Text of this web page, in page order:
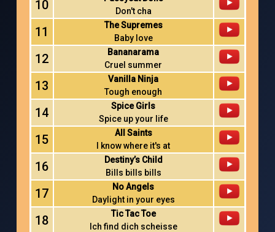
10
Don't cha
11
The Supremes
Baby love
12
Bananarama
Cruel summer
13
Vanilla Ninja
Tough enough
14
Spice Girls
Spice up your life
15
All Saints
I know where it's at
16
Destiny’s Child
Bills bills bills
17
No Angels
Daylight in your eyes
18
Tic Tac Toe
Ich find dich scheisse